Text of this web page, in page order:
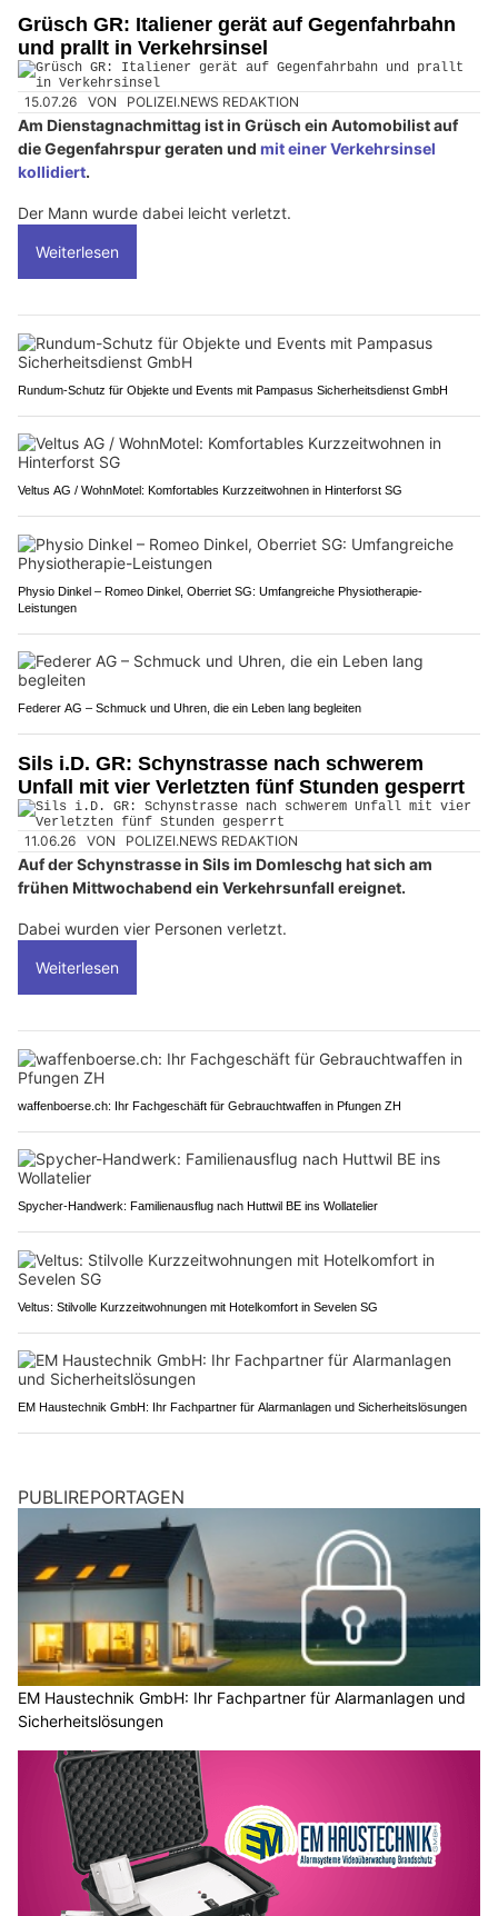
Grüsch GR: Italiener gerät auf Gegenfahrbahn
und prallt in Verkehrsinsel
15.07.26 VON POLIZEI.NEWS REDAKTION
Am Dienstagnachmittag ist in Grüsch ein Automobilist auf
die Gegenfahrspur geraten und mit einer Verkehrsinsel
kollidiert.
Der Mann wurde dabei leicht verletzt.
Weiterlesen
Rundum-Schutz für Objekte und Events mit Pampasus Sicherheitsdienst GmbH
Veltus AG / WohnMotel: Komfortables Kurzzeitwohnen in Hinterforst SG
Physio Dinkel – Romeo Dinkel, Oberriet SG: Umfangreiche Physiotherapie-
Leistungen
Federer AG – Schmuck und Uhren, die ein Leben lang begleiten
Sils i.D. GR: Schynstrasse nach schwerem
Unfall mit vier Verletzten fünf Stunden gesperrt
11.06.26 VON POLIZEI.NEWS REDAKTION
Auf der Schynstrasse in Sils im Domleschg hat sich am
frühen Mittwochabend ein Verkehrsunfall ereignet.
Dabei wurden vier Personen verletzt.
Weiterlesen
waffenboerse.ch: Ihr Fachgeschäft für Gebrauchtwaffen in Pfungen ZH
Spycher-Handwerk: Familienausflug nach Huttwil BE ins Wollatelier
Veltus: Stilvolle Kurzzeitwohnungen mit Hotelkomfort in Sevelen SG
EM Haustechnik GmbH: Ihr Fachpartner für Alarmanlagen und Sicherheitslösungen
PUBLIREPORTAGEN
EM Haustechnik GmbH: Ihr Fachpartner für Alarmanlagen und
Sicherheitslösungen